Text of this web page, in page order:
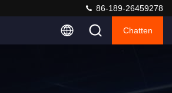
86-189-26459278
Chatten